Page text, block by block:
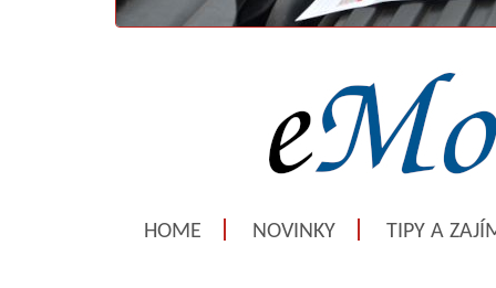
HOME NOVINKY TIPY A